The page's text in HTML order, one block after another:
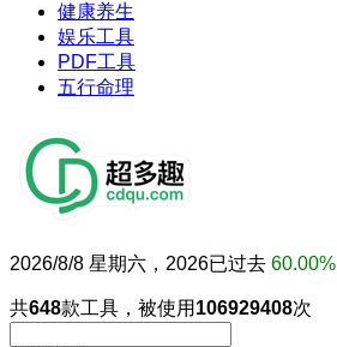
健康养生
娱乐工具
PDF工具
五行命理
2026/8/8 星期六，2026已过去 60.00%
共648款工具，被使用 106929408次